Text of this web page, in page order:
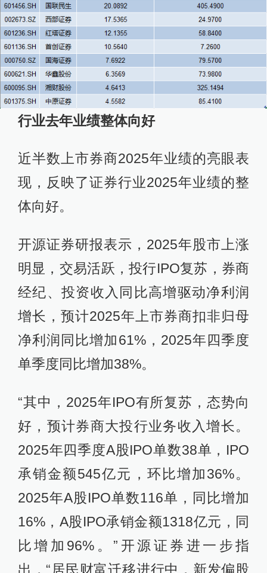
行业去年业绩整体向好
近半数上市券商2025年业绩的亮眼表
现，反映了证券行业2025年业绩的整
体向好。
开源证券研报表示，2025年股市上涨
明显，交易活跃，投行IPO复苏，券商
经纪、投资收入同比高增驱动净利润
增长，预计2025年上市券商扣非归母
净利润同比增加61%，2025年四季度
单季度同比增加38%。
“其中，2025年IPO有所复苏，态势向
好，预计券商大投行业务收入增长。
2025年四季度A股IPO单数38单，IPO
承销金额545亿元，环比增加36%。
2025年A股IPO单数116单，同比增加
16%，A股IPO承销金额1318亿元，同
比增加96%。”开源证券进一步指
出，“居民财富迁移进行中，新发偏股